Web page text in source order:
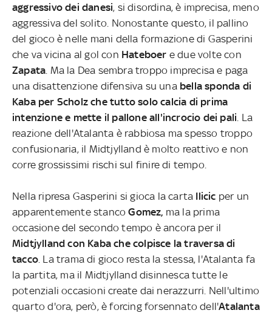
aggressivo dei danesi, si disordina, è imprecisa, meno
aggressiva del solito. Nonostante questo, il pallino
del gioco è nelle mani della formazione di Gasperini
che va vicina al gol con Hateboer e due volte con
Zapata . Ma la Dea sembra troppo imprecisa e paga
una disattenzione difensiva su una bella sponda di
Kaba per Scholz che tutto solo calcia di prima
intenzione e mette il pallone all'incrocio dei pali . La
reazione dell'Atalanta è rabbiosa ma spesso troppo
confusionaria, il Midtjylland è molto reattivo e non
corre grossissimi rischi sul finire di tempo.
Nella ripresa Gasperini si gioca la carta Ilicic per un
apparentemente stancoGomez, ma la prima
occasione del secondo tempo è ancora per il
Midtjylland con Kaba che colpisce la traversa di
tacco . La trama di gioco resta la stessa, l'Atalanta fa
la partita, ma il Midtjylland disinnesca tutte le
potenziali occasioni create dai nerazzurri. Nell'ultimo
quarto d'ora, però, è forcing forsennato dell'Atalanta